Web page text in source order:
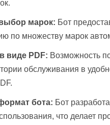
марок: Бот
по множеству марок
виде PDF: Возможность
обслуживания в
бота: Бот
что делает